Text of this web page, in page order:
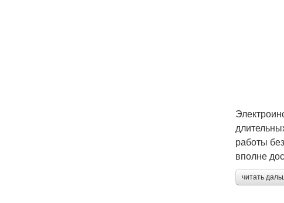
работы
вполне
читать